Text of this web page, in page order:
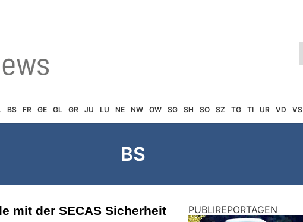
BS FR GE GL GR JU LU NE NW OW SG SH SO SZ TG TI UR VD VS
BS
mit der SECAS Sicherheit
PUBLIREPORTAGEN